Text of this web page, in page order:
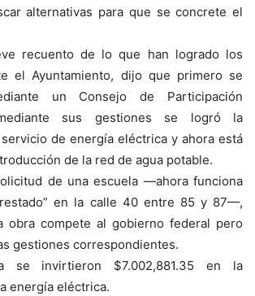
alternativas para que se concrete el
recuento de lo que han logrado los
el Ayuntamiento, dijo que primero se
un Consejo de Participación
sus gestiones se logró la
de energía eléctrica y ahora está
de la red de agua potable.
de una escuela —ahora funciona
en la calle 40 entre 85 y 87—,
obra compete al gobierno federal pero
gestiones correspondientes.
se invirtieron $7.002,881.35 en la
energía eléctrica.